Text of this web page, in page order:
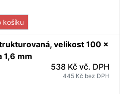
košíku
velikost 100 x
1,6 mm
538 Kč vč. DPH
445 Kč bez DPH